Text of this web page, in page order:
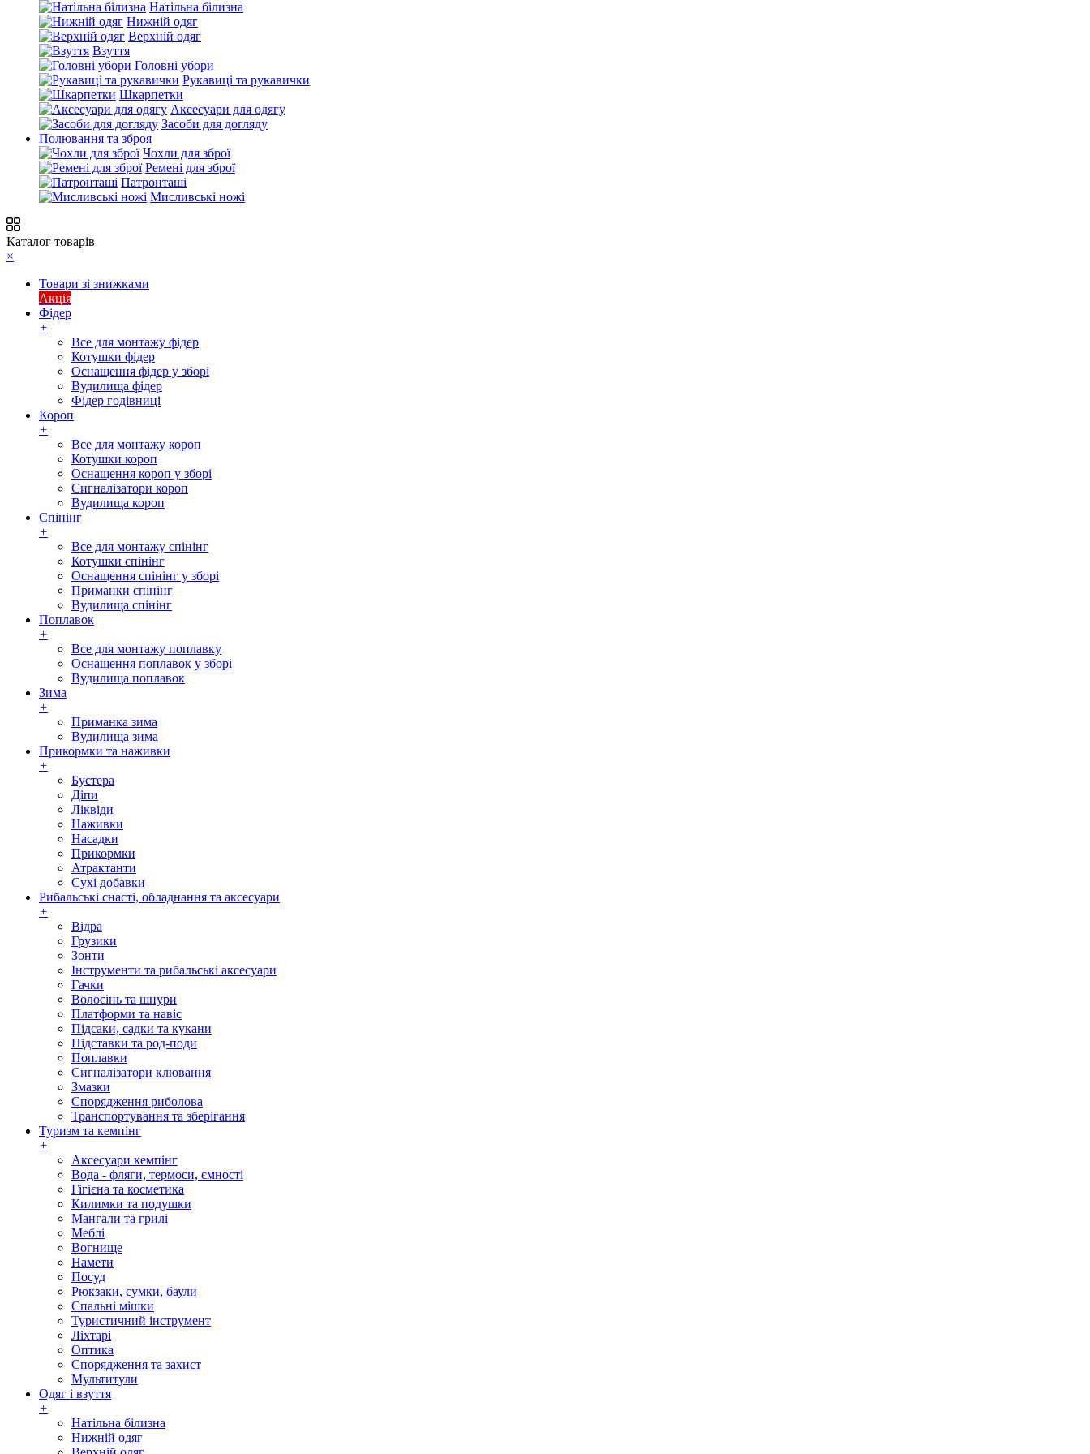
Натільна білизна
Нижній одяг
Верхній одяг
Взуття
Головні убори
Рукавиці та рукавички
Шкарпетки
Аксесуари для одягу
Засоби для догляду
Полювання та зброя
Чохли для зброї
Ремені для зброї
Патронташі
Мисливські ножі
Каталог товарів
×
Товари зі знижками
Акція
Фідер
+
Все для монтажу фідер
Котушки фідер
Оснащення фідер у зборі
Вудилища фідер
Фідер годівниці
Короп
+
Все для монтажу короп
Котушки короп
Оснащення короп у зборі
Сигналізатори короп
Вудилища короп
Спінінг
+
Все для монтажу спінінг
Котушки спінінг
Оснащення спінінг у зборі
Приманки спінінг
Вудилища спінінг
Поплавок
+
Все для монтажу поплавку
Оснащення поплавок у зборі
Вудилища поплавок
Зима
+
Приманка зима
Вудилища зима
Прикормки та наживки
+
Бустера
Діпи
Ліквіди
Наживки
Насадки
Прикормки
Атрактанти
Сухі добавки
Рибальські снасті, обладнання та аксесуари
+
Відра
Грузики
Зонти
Інструменти та рибальські аксесуари
Гачки
Волосінь та шнури
Платформи та навіс
Підсаки, садки та кукани
Підставки та род-поди
Поплавки
Сигналізатори клювання
Змазки
Спорядження риболова
Транспортування та зберігання
Туризм та кемпінг
+
Аксесуари кемпінг
Вода - фляги, термоси, ємності
Гігієна та косметика
Килимки та подушки
Мангали та грилі
Меблі
Вогнище
Намети
Посуд
Рюкзаки, сумки, баули
Спальні мішки
Туристичний інструмент
Ліхтарі
Оптика
Спорядження та захист
Мультитули
Одяг і взуття
+
Натільна білизна
Нижній одяг